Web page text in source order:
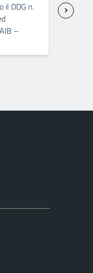
il DDG n.
–